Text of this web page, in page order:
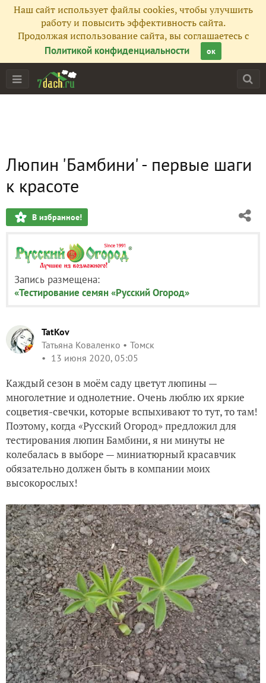
Наш сайт использует файлы cookies, чтобы улучшить
работу и повысить эффективность сайта.
Продолжая использование сайта, вы соглашаетесь с
Политикой конфиденциальности
ок
Люпин 'Бамбини' - первые шаги
к красоте
В избранное!
Запись размещена:
«Тестирование семян «Русский Огород»
TatKov
Татьяна Коваленко
Томск
13 июня 2020, 05:05
Каждый сезон в моём саду цветут люпины —
многолетние и однолетние. Очень люблю их яркие
соцветия-свечки, которые вспыхивают то тут, то там!
Поэтому, когда «Русский Огород» предложил для
тестирования люпин Бамбини, я ни минуты не
колебалась в выборе — миниатюрный красавчик
обязательно должен быть в компании моих
высокорослых!